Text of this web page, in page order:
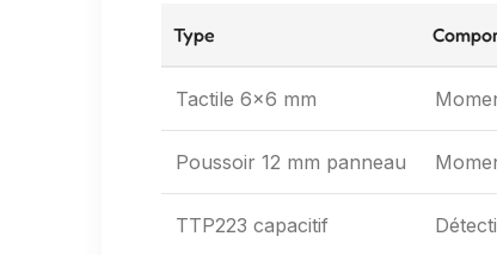
Type
Tactile 6×6 mm
Poussoir 12 mm panneau
TTP223 capacitif